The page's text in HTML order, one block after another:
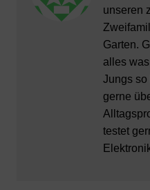
unseren
Garten.
alles
Jungs so
gerne
testet